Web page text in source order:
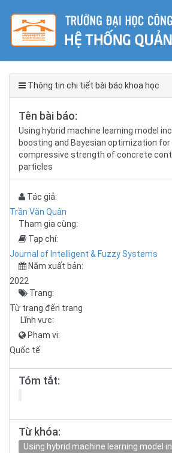
Thông tin chi tiết bài báo khoa học
Tên bài báo:
Using hybrid machine learning model
boosting and Bayesian optimization
compressive strength of concrete
particles
Tác giả:
Trần Văn Quân
Tham gia cùng:
Tạp chí:
Journal of Intelligent & Fuzzy Systems
Năm xuất bản:
2022
Trang:
Từ trang đến trang
Lĩnh vực:
Phạm vi:
Quốc tế
Tóm tắt:
Từ khóa:
Using hybrid machine learning